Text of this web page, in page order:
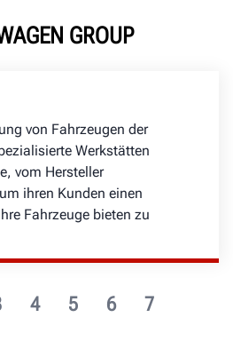
GROUP
4 5 6 7
von Fahrzeugen der
Werkstätten
vom Hersteller
ihren Kunden einen
Fahrzeuge bieten zu